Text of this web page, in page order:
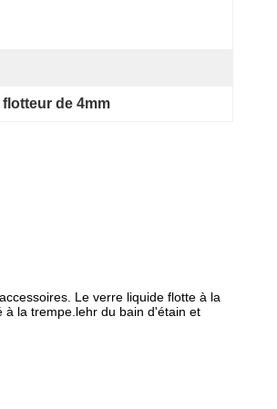
de 4mm
Le verre liquide flotte à la
la trempe. lehr du bain d'étain et